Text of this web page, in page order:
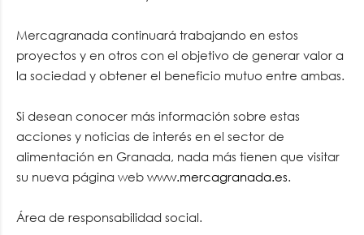
Mercagranada continuará trabajando en estos
proyectos y en otros con el objetivo de generar valor a
la sociedad y obtener el beneficio mutuo entre ambas.
Si desean conocer más información sobre estas
acciones y noticias de interés en el sector de
alimentación en Granada, nada más tienen que visitar
su nueva página web www.mercagranada.es.
Área de responsabilidad social.